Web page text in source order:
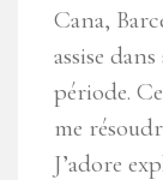
Cana,
assise
période.
me
J’adore